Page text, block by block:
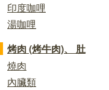
印度咖哩
湯咖哩
烤肉 (烤牛肉)、 肚
燒肉
內臟類